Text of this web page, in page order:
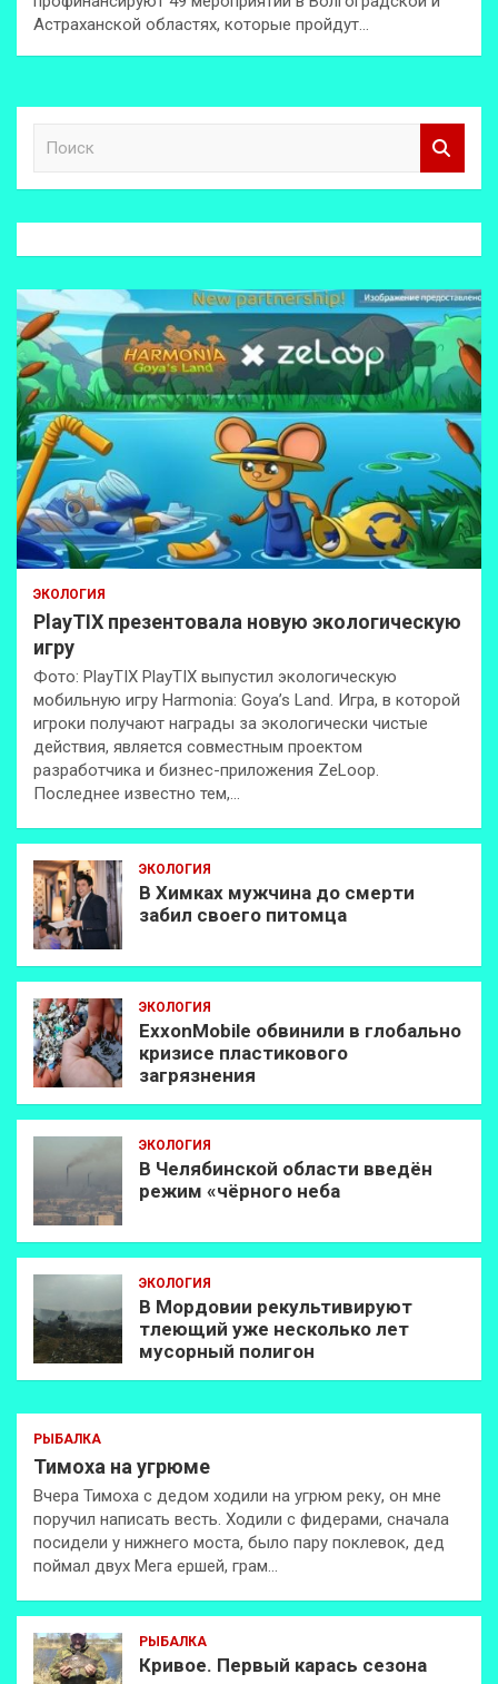
Астраханской областях, которые пройдут…
к
ЭКОЛОГИЯ
PlayTIX презентовала новую экологическую
игру
Фото: PlayTIX PlayTIX выпустил экологическую
мобильную игру Harmonia: Goya’s Land. Игра, в которой
игроки получают награды за экологически чистые
действия, является совместным проектом
разработчика и бизнес-приложения ZeLoop.
Последнее известно тем,…
ЭКОЛОГИЯ
В Химках мужчина до смерти
забил своего питомца
ЭКОЛОГИЯ
ExxonMobilе обвинили в глобально
кризисе пластикового
загрязнения
ЭКОЛОГИЯ
В Челябинской области введён
режим «чёрного неба
ЭКОЛОГИЯ
В Мордовии рекультивируют
тлеющий уже несколько лет
мусорный полигон
РЫБАЛКА
Тимоха на угрюме
Вчера Тимоха с дедом ходили на угрюм реку, он мне
поручил написать весть. Ходили с фидерами, сначала
посидели у нижнего моста, было пару поклевок, дед
поймал двух Мега ершей, грам…
РЫБАЛКА
Кривое. Первый карась сезона